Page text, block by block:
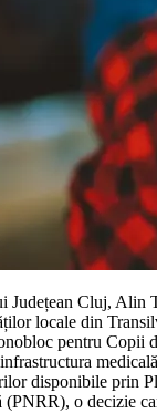
Județean Cluj, Alin
locale din
pentru Copii
disponibile prin
(PNRR), o decizie